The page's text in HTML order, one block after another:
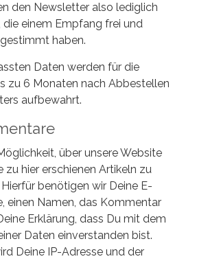
den Newsletter also lediglich
die einem Empfang frei und
haben.
Daten werden für die
zu 6 Monaten nach Abbestellen
aufbewahrt.
über unsere Website
zu hier erschienen Artikeln zu
benötigen wir Deine E-
einen Namen, das Kommentar
Erklärung, dass Du mit dem
Daten einverstanden bist.
Deine IP-Adresse und der